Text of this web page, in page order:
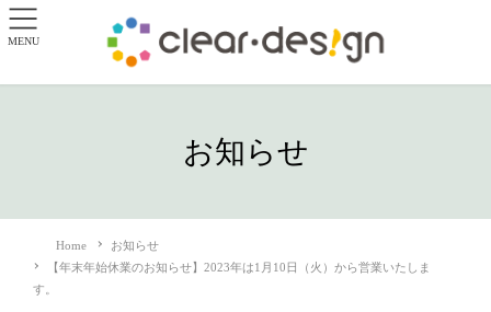
お知らせ
Home
お知らせ
【年末年始休業のお知らせ】2023年は1月10日（火）から営業いたしま
す。
MENU